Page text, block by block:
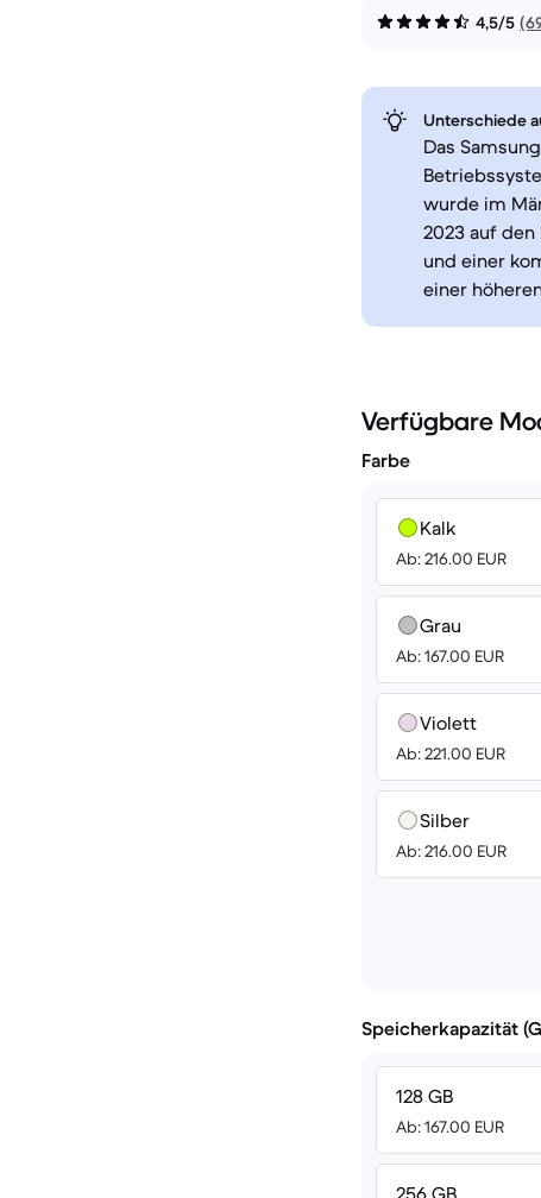
4,5/5
Unterschiede
Das
wurde im
2023 auf
und einer
einer
Verfügbare
Farbe
Kalk
Ab: 216.00 EUR
Grau
Ab: 167.00 EUR
Violett
Ab: 221.00 EUR
Silber
Ab: 216.00 EUR
Speicherkapazität
128 GB
Ab: 167.00 EUR
256 GB